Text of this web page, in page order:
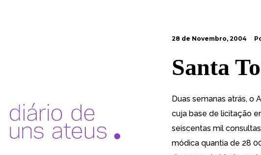
28 de Novembro, 2004
Santa
Duas semanas atrás, o
cuja base de licitação
seiscentas mil
módica quantia de 28